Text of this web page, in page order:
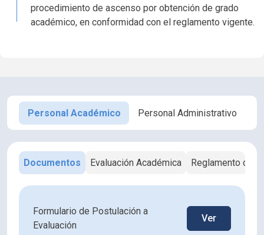
procedimiento de ascenso por obtención de grado
académico, en conformidad con el reglamento vigente.
Personal Académico Personal Administrativo
Documentos Evaluación Académica Reglamento de
Formulario de Postulación a
Evaluación
Ver